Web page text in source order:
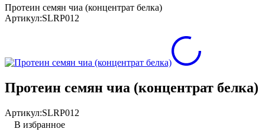
Протеин семян чиа (концентрат белка)
Артикул:SLRP012
Протеин семян чиа (концентрат белка)
Артикул:SLRP012
В избранное